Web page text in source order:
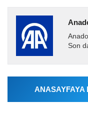
Son
ANASAYFAYA